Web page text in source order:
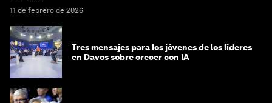
11 de febrero de 2026
Tres mensajes para los jóvenes de los líderes
en Davos sobre crecer con IA